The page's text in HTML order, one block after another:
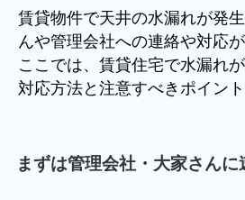
賃貸物件で天井の水漏れが発
んや管理会社への連絡や対応が
ここでは、賃貸住宅で水漏れ
対応方法と注意すべきポイント
まずは管理会社・大家さん